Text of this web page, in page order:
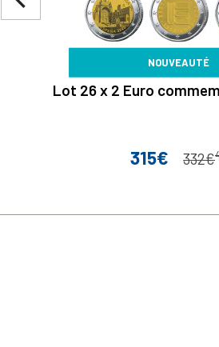
NOUVEAUTÉ
Lot 26 x 2 Euro
Prix
315€ Prix de
332€